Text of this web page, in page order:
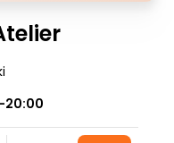
20:00